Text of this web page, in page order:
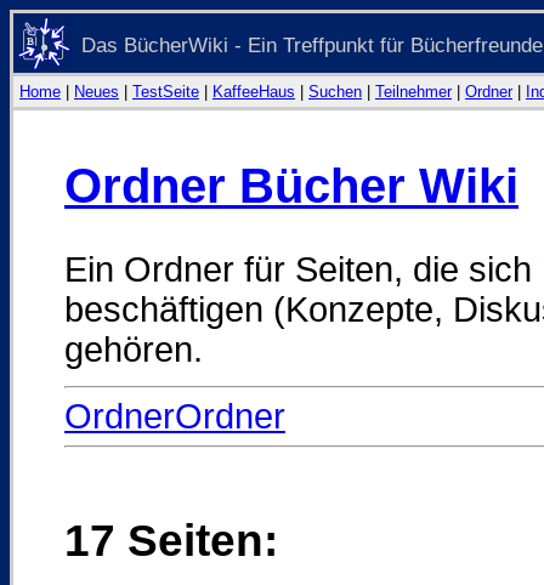
Das BücherWiki - Ein Treffpunkt für Bücherfreunde
Home Neues TestSeite KaffeeHaus Suchen Teilnehmer| Ordner|
Ordner Bücher Wiki
Ein Ordner für Seiten, die
beschäftigen (Konzepte,
gehören.
OrdnerOrdner
17 Seiten: